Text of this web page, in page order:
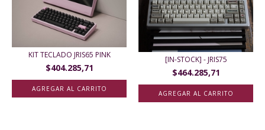
KIT TECLADO JRIS65 PINK
$404.285,71
AGREGAR AL CARRITO
[IN-STOCK] - JRIS75
$464.285,71
AGREGAR AL CARRITO